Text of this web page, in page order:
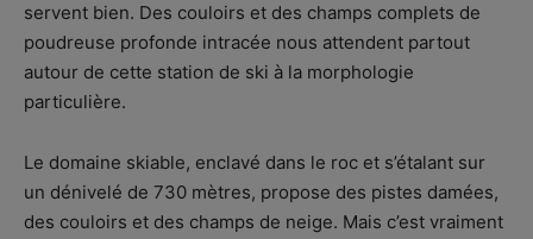
servent bien. Des couloirs et des champs complets de
poudreuse profonde intracée nous attendent partout
autour de cette station de ski à la morphologie
particulière.
Le domaine skiable, enclavé dans le roc et s’étalant sur
un dénivelé de 730 mètres, propose des pistes damées,
des couloirs et des champs de neige. Mais c’est vraiment